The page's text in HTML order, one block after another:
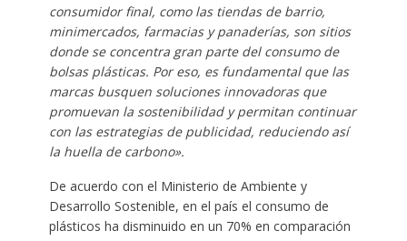
consumidor final, como las tiendas de barrio,
minimercados, farmacias y panaderías, son sitios
donde se concentra gran parte del consumo de
bolsas plásticas. Por eso, es fundamental que las
marcas busquen soluciones innovadoras que
promuevan la sostenibilidad y permitan continuar
con las estrategias de publicidad, reduciendo así
la huella de carbono».
De acuerdo con el Ministerio de Ambiente y
Desarrollo Sostenible, en el país el consumo de
plásticos ha disminuido en un 70% en comparación